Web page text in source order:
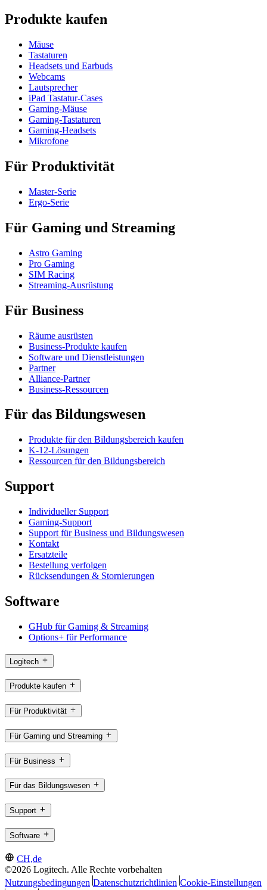
Produkte kaufen
Mäuse
Tastaturen
Headsets und Earbuds
Webcams
Lautsprecher
iPad Tastatur-Cases
Gaming-Mäuse
Gaming-Tastaturen
Gaming-Headsets
Mikrofone
Für Produktivität
Master-Serie
Ergo-Serie
Für Gaming und Streaming
Astro Gaming
Pro Gaming
SIM Racing
Streaming-Ausrüstung
Für Business
Räume ausrüsten
Business-Produkte kaufen
Software und Dienstleistungen
Partner
Alliance-Partner
Business-Ressourcen
Für das Bildungswesen
Produkte für den Bildungsbereich kaufen
K-12-Lösungen
Ressourcen für den Bildungsbereich
Support
Individueller Support
Gaming-Support
Support für Business und Bildungswesen
Kontakt
Ersatzteile
Bestellung verfolgen
Rücksendungen & Stornierungen
Software
GHub für Gaming & Streaming
Options+ für Performance
Logitech
Produkte kaufen
Für Produktivität
Für Gaming und Streaming
Für Business
Für das Bildungswesen
Support
Software
CH,de
©2026 Logitech. Alle Rechte vorbehalten
Nutzungsbedingungen Datenschutzrichtlinien Cookie-Einstellungen